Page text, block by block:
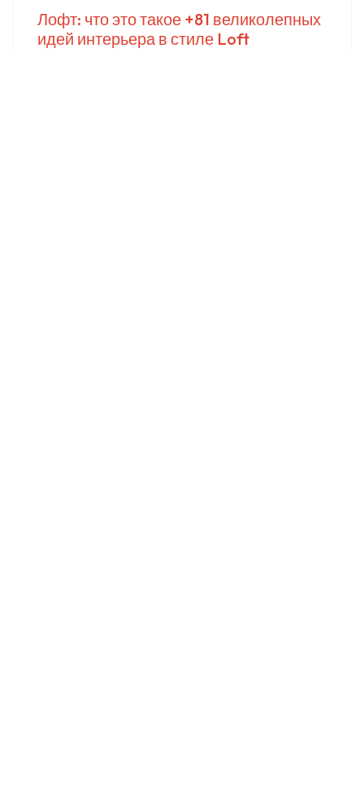
Лофт: что это такое +81 великолепных
идей интерьера в стиле Loft